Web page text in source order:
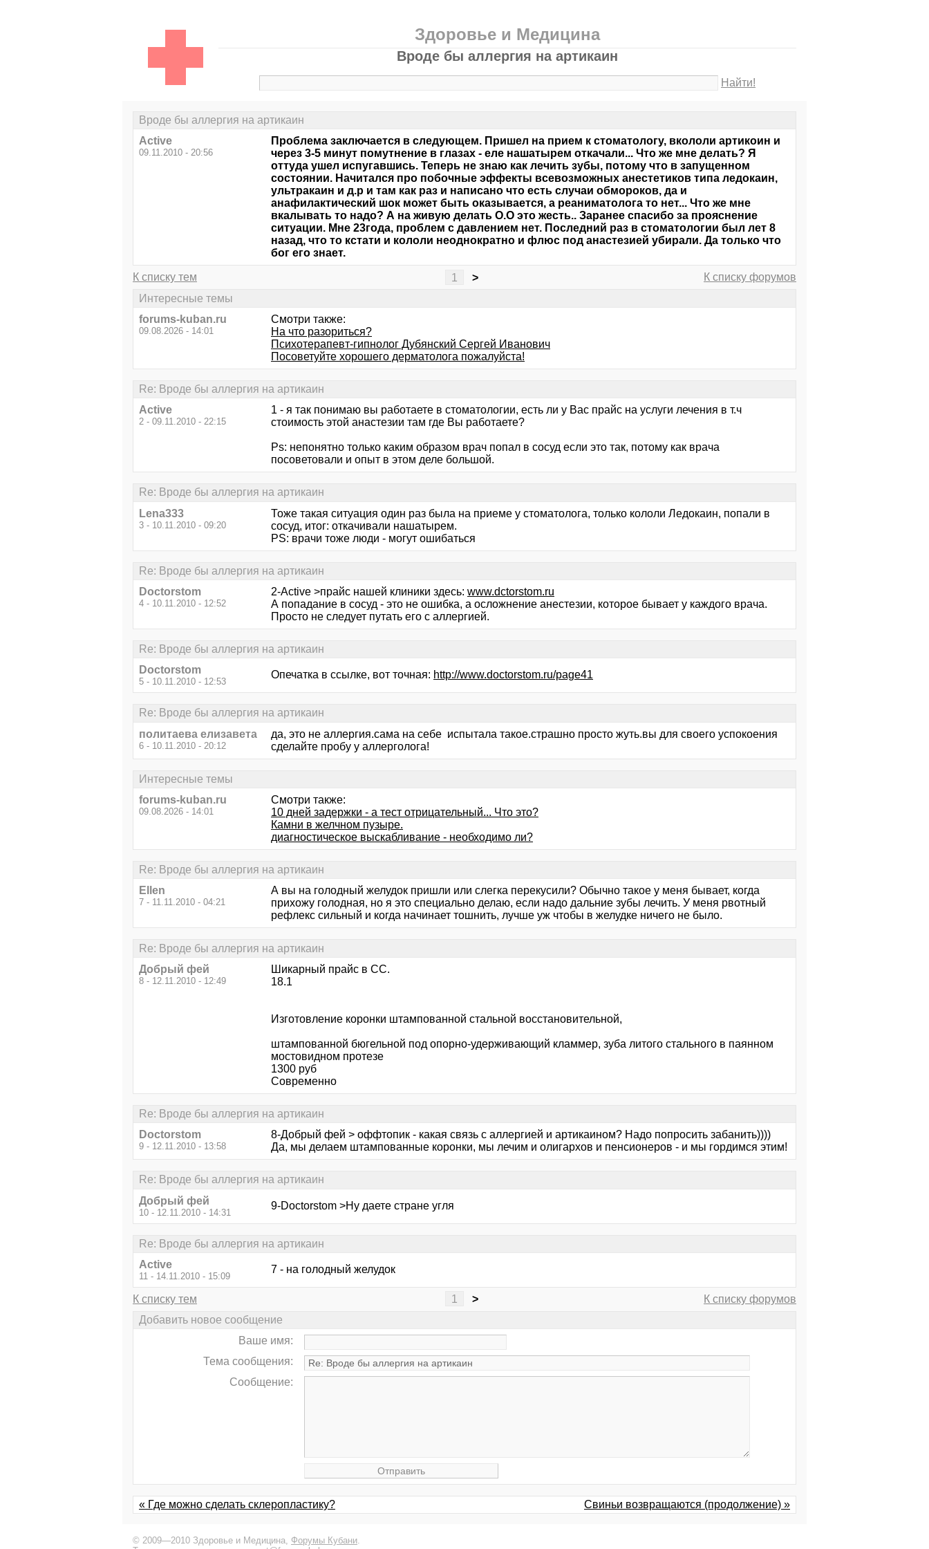
Здоровье и Медицина
Вроде бы аллергия на артикаин
Найти!
Вроде бы аллергия на артикаин
Active
09.11.2010 - 20:56
Проблема заключается в следующем. Пришел на прием к стоматологу, вкололи артикоин и
через 3-5 минут помутнение в глазах - еле нашатырем откачали... Что же мне делать? Я
оттуда ушел испугавшись. Теперь не знаю как лечить зубы, потому что в запущенном
состоянии. Начитался про побочные эффекты всевозможных анестетиков типа ледокаин,
ультракаин и д.р и там как раз и написано что есть случаи обмороков, да и
анафилактический шок может быть оказывается, а реаниматолога то нет... Что же мне
вкалывать то надо? А на живую делать О.О это жесть.. Заранее спасибо за прояснение
ситуации. Мне 23года, проблем с давлением нет. Последний раз в стоматологии был лет 8
назад, что то кстати и кололи неоднократно и флюс под анастезией убирали. Да только что
бог его знает.
К списку тем 1 >
К списку форумов
Интересные темы
forums-kuban.ru
09.08.2026 - 14:01
Смотри также:
На что разориться?
Психотерапевт-гипнолог Дубянский Сергей Иванович
Посоветуйте хорошего дерматолога пожалуйста!
Re: Вроде бы аллергия на артикаин
Active
2 - 09.11.2010 - 22:15
1 - я так понимаю вы работаете в стоматологии, есть ли у Вас прайс на услуги лечения в т.ч
стоимость этой анастезии там где Вы работаете?
Ps: непонятно только каким образом врач попал в сосуд если это так, потому как врача
посоветовали и опыт в этом деле большой.
Re: Вроде бы аллергия на артикаин
Lena333
3 - 10.11.2010 - 09:20
Тоже такая ситуация один раз была на приеме у стоматолога, только кололи Ледокаин, попали в
сосуд, итог: откачивали нашатырем.
PS: врачи тоже люди - могут ошибаться
Re: Вроде бы аллергия на артикаин
Doctorstom
4 - 10.11.2010 - 12:52
2-Active >прайс нашей клиники здесь: www.dctorstom.ru
А попадание в сосуд - это не ошибка, а осложнение анестезии, которое бывает у каждого врача.
Просто не следует путать его с аллергией.
Re: Вроде бы аллергия на артикаин
Doctorstom
5 - 10.11.2010 - 12:53
Опечатка в ссылке, вот точная: http://www.doctorstom.ru/page41
Re: Вроде бы аллергия на артикаин
политаева елизавета
6 - 10.11.2010 - 20:12
да, это не аллергия.сама на себе испытала такое.страшно просто жуть.вы для своего успокоения
сделайте пробу у аллерголога!
Интересные темы
forums-kuban.ru
09.08.2026 - 14:01
Смотри также:
10 дней задержки - а тест отрицательный... Что это?
Камни в желчном пузыре.
диагностическое выскабливание - необходимо ли?
Re: Вроде бы аллергия на артикаин
Ellen
7 - 11.11.2010 - 04:21
А вы на голодный желудок пришли или слегка перекусили? Обычно такое у меня бывает, когда
прихожу голодная, но я это специально делаю, если надо дальние зубы лечить. У меня рвотный
рефлекс сильный и когда начинает тошнить, лучше уж чтобы в желудке ничего не было.
Re: Вроде бы аллергия на артикаин
Добрый фей
8 - 12.11.2010 - 12:49
Шикарный прайс в СС.
18.1
Изготовление коронки штампованной стальной восстановительной,
штампованной бюгельной под опорно-удерживающий кламмер, зуба литого стального в паянном
мостовидном протезе
1300 руб
Современно
Re: Вроде бы аллергия на артикаин
Doctorstom
9 - 12.11.2010 - 13:58
8-Добрый фей > оффтопик - какая связь с аллергией и артикаином? Надо попросить забанить))))
Да, мы делаем штампованные коронки, мы лечим и олигархов и пенсионеров - и мы гордимся этим!
Re: Вроде бы аллергия на артикаин
Добрый фей
10 - 12.11.2010 - 14:31
9-Doctorstom >Ну даете стране угля
Re: Вроде бы аллергия на артикаин
Active
11 - 14.11.2010 - 15:09
7 - на голодный желудок
К списку тем 1 >
К списку форумов
Добавить новое сообщение
Ваше имя:
Тема сообщения:
Сообщение:
« Где можно сделать склеропластику? Свиньи возвращаются (продолжение) »
© 2009—2010 Здоровье и Медицина, Форумы Кубани.